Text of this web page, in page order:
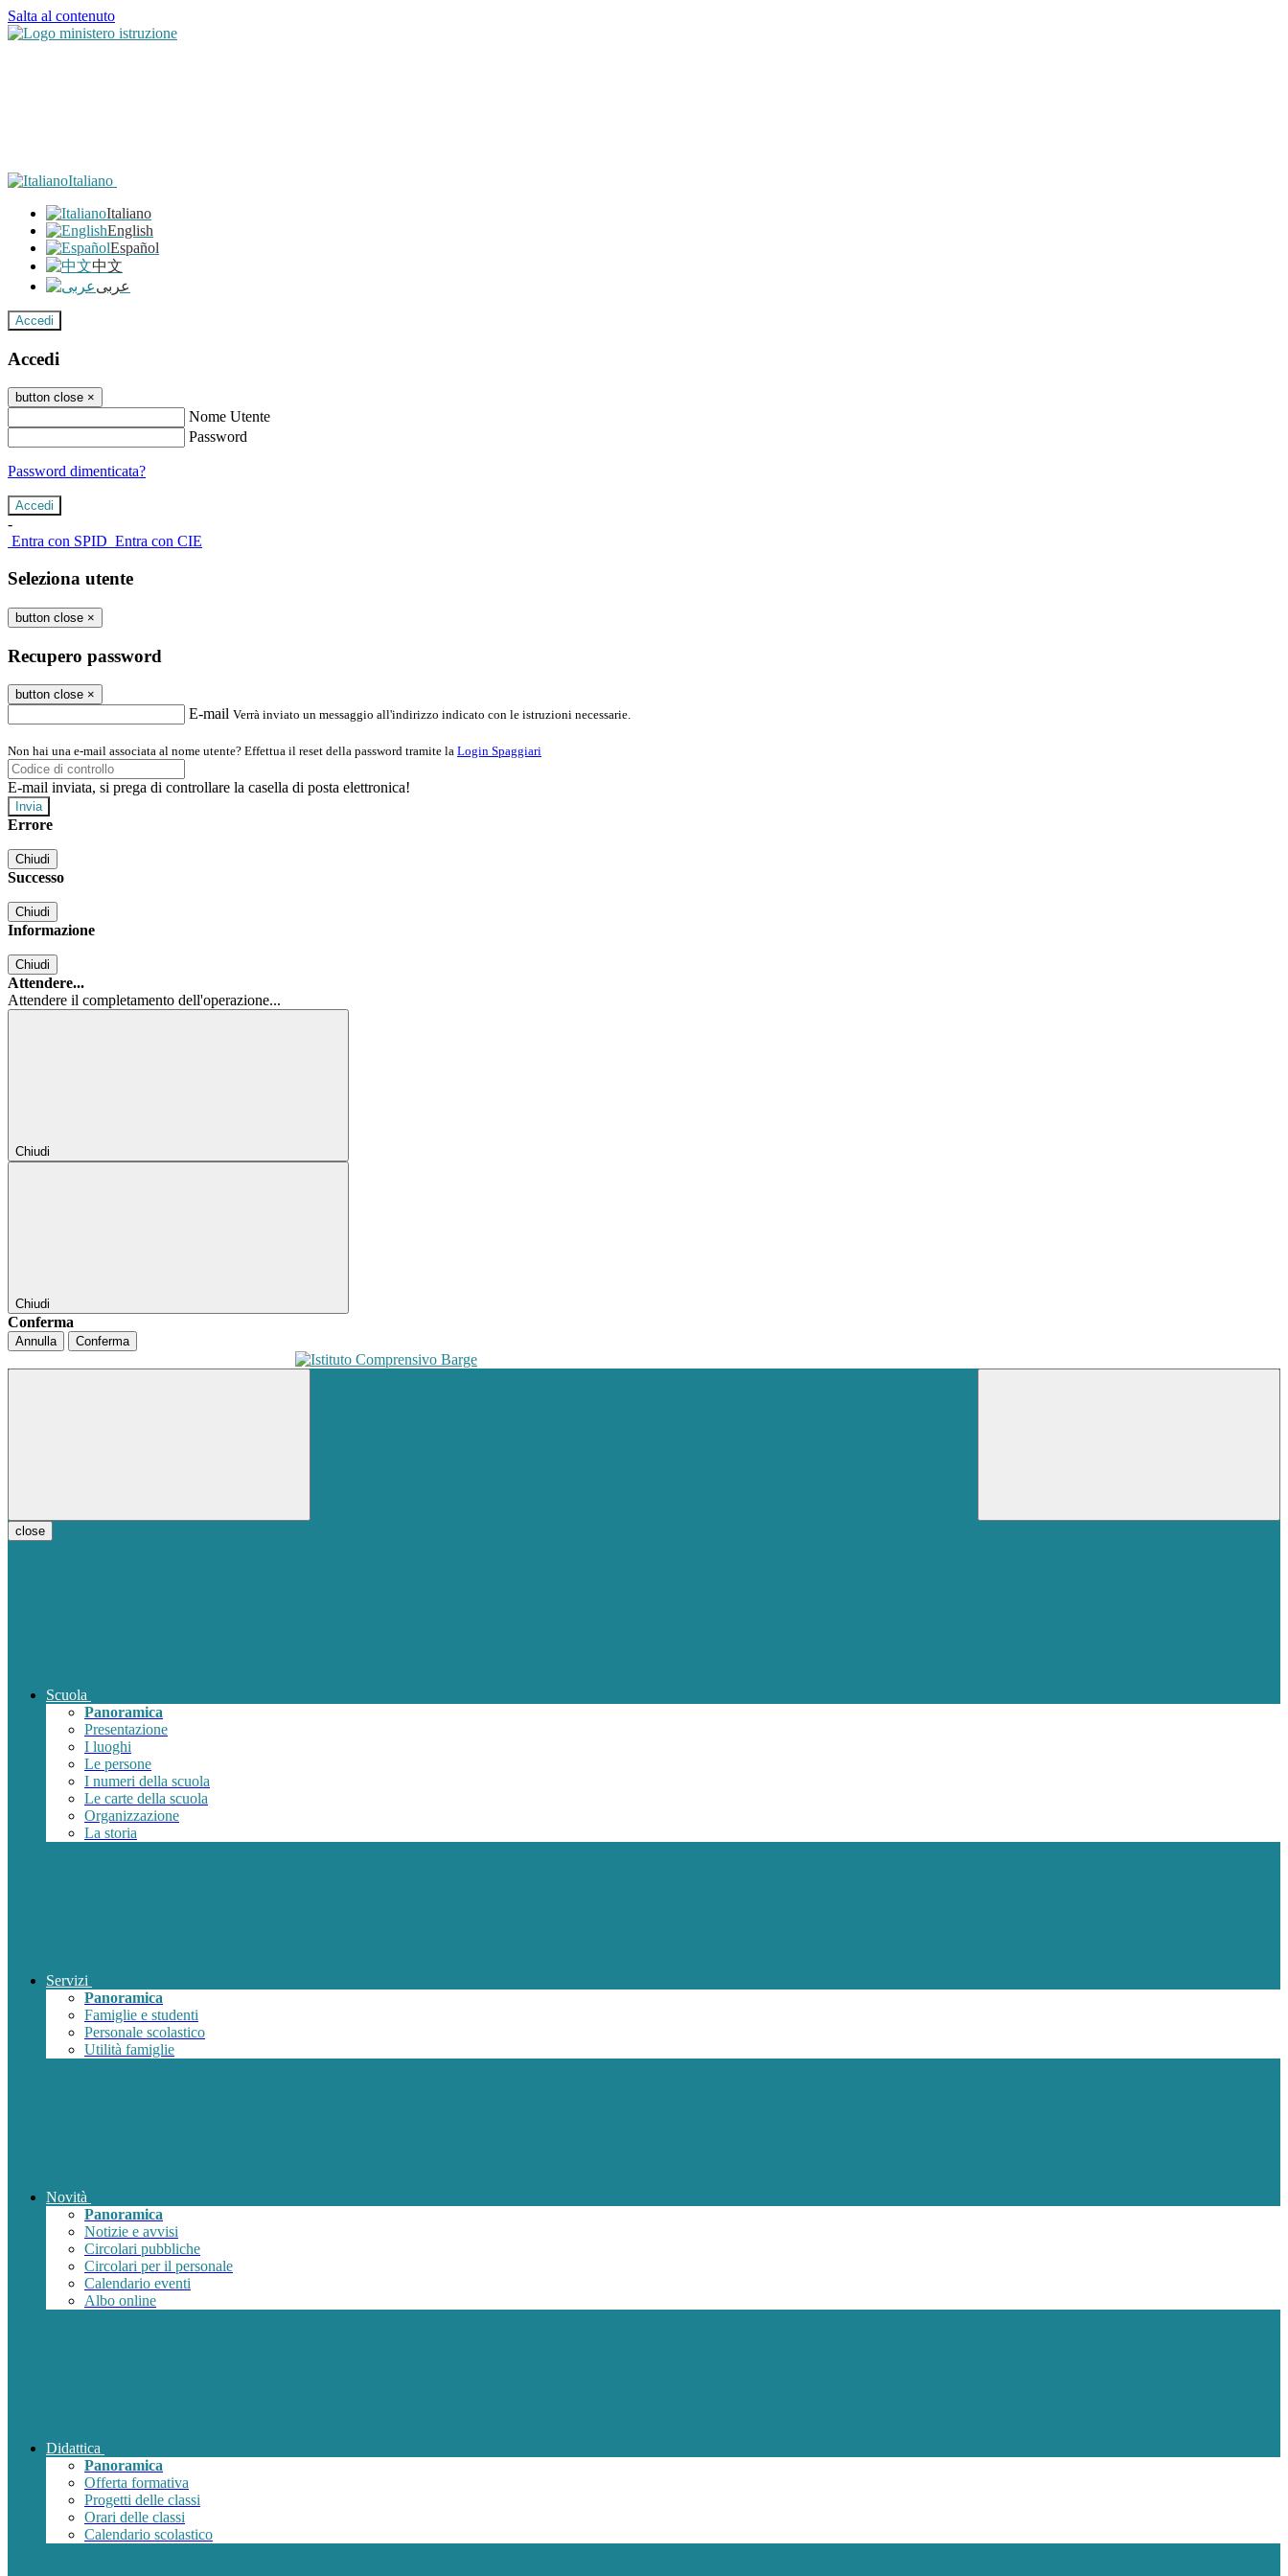
Salta al contenuto
Italiano
Italiano
English
Español
中文
عربى
Accedi
Accedi
button close ×
Nome Utente
Password
Password dimenticata?
-
Entra con SPID Entra con CIE
Seleziona utente
button close ×
Recupero password
button close ×
E-mail Verrà inviato un messaggio all'indirizzo indicato con le istruzioni necessarie.
Non hai una e-mail associata al nome utente? Effettua il reset della password tramite la Login Spaggiari
E-mail inviata, si prega di controllare la casella di posta elettronica!
Errore
Chiudi
Successo
Chiudi
Informazione
Chiudi
Attendere...
Attendere il completamento dell'operazione...
Chiudi
Chiudi
Conferma
Annulla Conferma
close
Scuola
Panoramica
Presentazione
I luoghi
Le persone
I numeri della scuola
Le carte della scuola
Organizzazione
La storia
Servizi
Panoramica
Famiglie e studenti
Personale scolastico
Utilità famiglie
Novità
Panoramica
Notizie e avvisi
Circolari pubbliche
Circolari per il personale
Calendario eventi
Albo online
Didattica
Panoramica
Offerta formativa
Progetti delle classi
Orari delle classi
Calendario scolastico